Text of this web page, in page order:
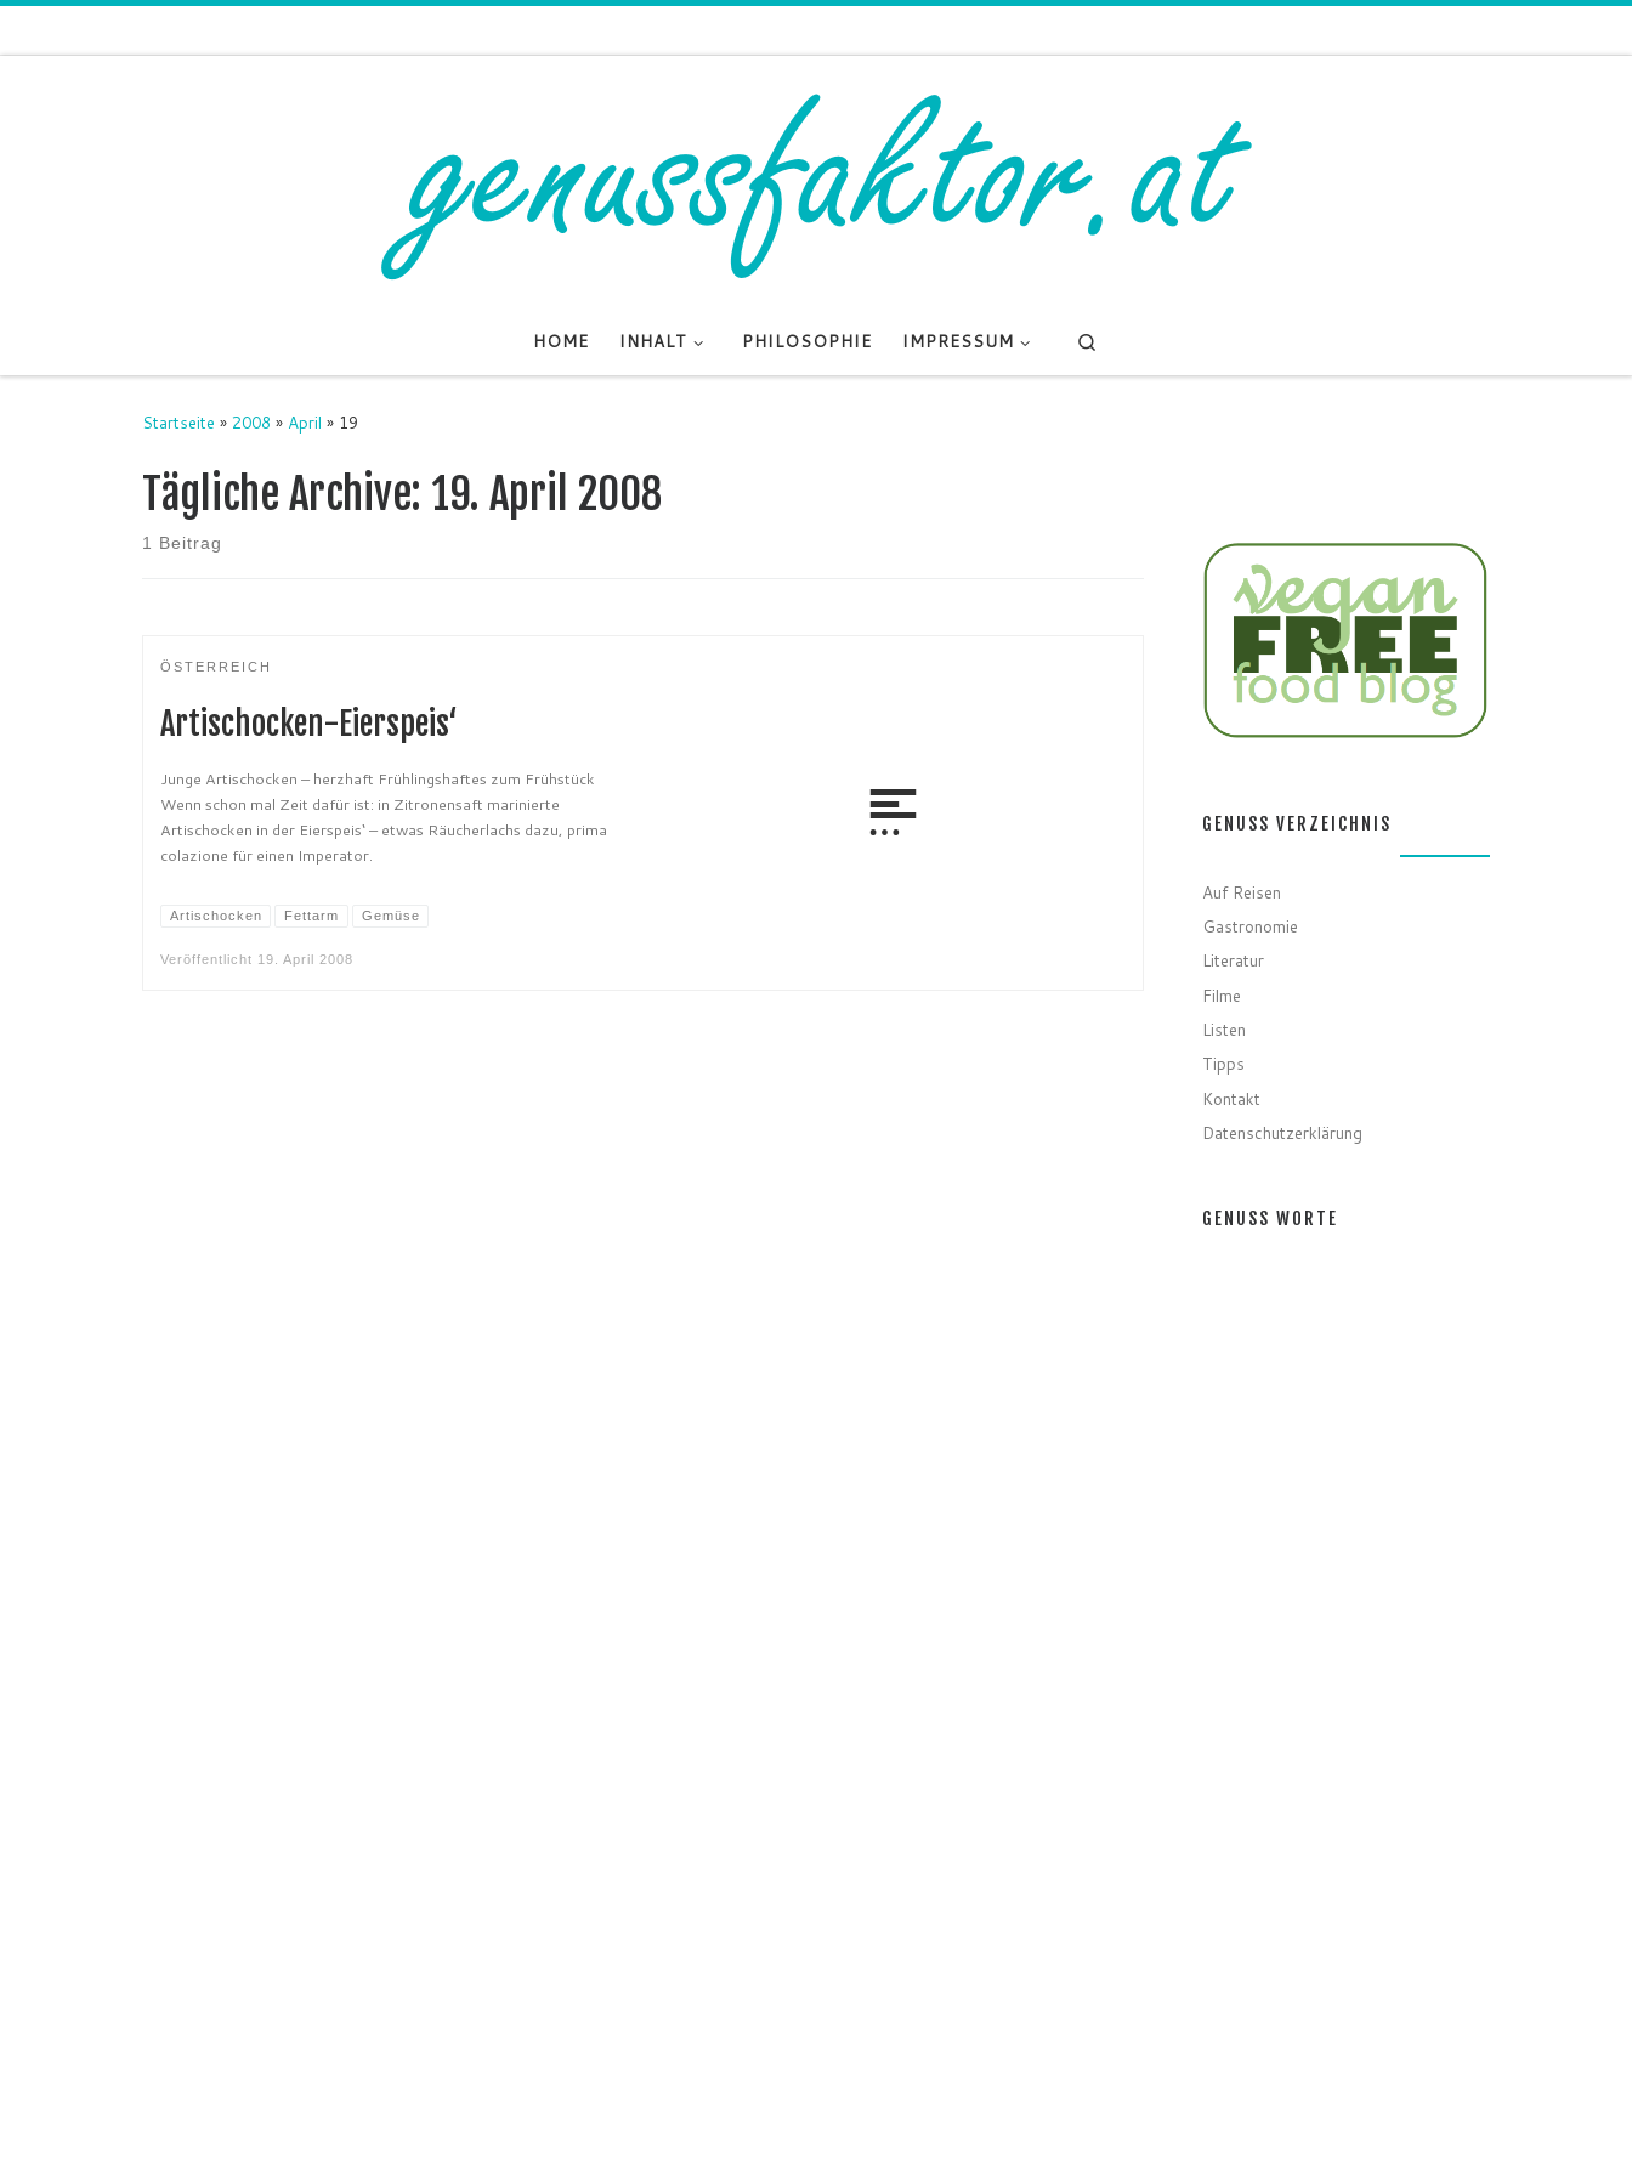
HOME INHALT PHILOSOPHIE IMPRESSUM
Startseite » 2008 » April » 19
Tägliche Archive: 19. April 2008
1 Beitrag
ÖSTERREICH
Artischocken-Eierspeis‘
Junge Artischocken – herzhaft Frühlingshaftes zum Frühstück
Wenn schon mal Zeit dafür ist: in Zitronensaft marinierte
Artischocken in der Eierspeis‘ – etwas Räucherlachs dazu, prima
colazione für einen Imperator.
Artischocken Fettarm Gemüse
Veröffentlicht 19. April 2008
GENUSS VERZEICHNIS
Auf Reisen
Gastronomie
Literatur
Filme
Listen
Tipps
Kontakt
Datenschutzerklärung
GENUSS WORTE